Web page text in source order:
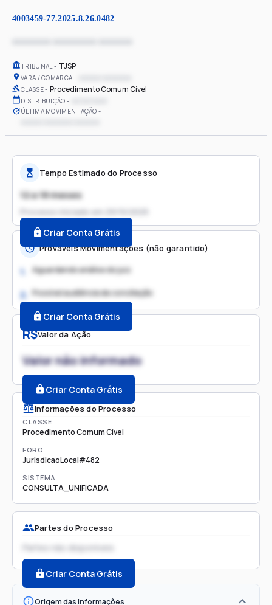
4003459-77.2025.8.26.0482
TRIBUNAL TJSP
VARA / COMARCA
CLASSE Procedimento Comum Cível
DISTRIBUIÇÃO
ÚLTIMA MOVIMENTAÇÃO
R$Valor da Ação
Valor não informado
Criar Conta Grátis
Informações do Processo
CLASSE
Procedimento Comum Cível
FORO
JurisdicaoLocal#482
SISTEMA
CONSULTA_UNIFICADA
Partes do Processo
Partes não disponíveis
Criar Conta Grátis
Origem das informações
Tempo Estimado do Processo
12 a 18 meses
Processo iniciado em
Criar Conta Grátis
Prováveis Movimentações (não garantido)
1. Aguardando análise do juiz
2. Possível audiência de conciliação
Criar Conta Grátis